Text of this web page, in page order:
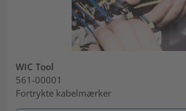
WIC Tool
561-00001
Fortrykte kabelmærker